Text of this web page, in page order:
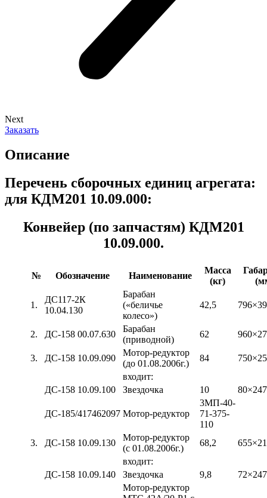
Next
Заказать
Описание
Перечень сборочных единиц агрегата:
для КДМ201 10.09.000:
Конвейер (по запчастям) КДМ201
10.09.000.
№ Обозначение Наименование
Масса
(кг)
1.
ДС117-2К
10.04.130
Барабан
(«беличье
колесо»)
42,5
2. ДС-158 00.07.630
Барабан
(приводной)
62
3. ДС-158 10.09.090
Мотор-редуктор
(до 01.08.2006г.)
84
входит:
ДС-158 10.09.100
Звездочка 10 80×247
ДС-185/417462097 Мотор-редуктор
3МП-40-
71-375-
110
3.
ДС-158 10.09.130
Мотор-редуктор
(с 01.08.2006г.)
68,2
входит:
ДС-158 10.09.140
Звездочка 9,8
72×247
Мотор-редуктор